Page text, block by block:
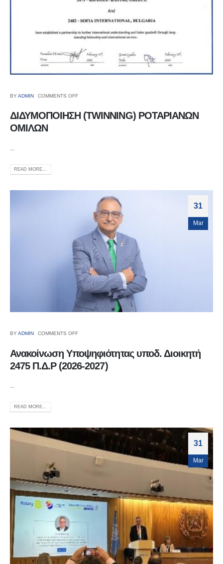
BYADMIN COMMENTS OFF
ΔΙΔΥΜΟΠΟΙΗΣΗ (TWINNING) ΡΟΤΑΡΙΑΝΩΝ
ΟΜΙΛΩΝ
...
READ MORE...
31
Mar
BYADMIN COMMENTS OFF
Ανακοίνωση Υποψηφιότητας υποδ. Διοικητή
2475 Π.Δ.Ρ (2026-2027)
...
READ MORE...
31
Mar